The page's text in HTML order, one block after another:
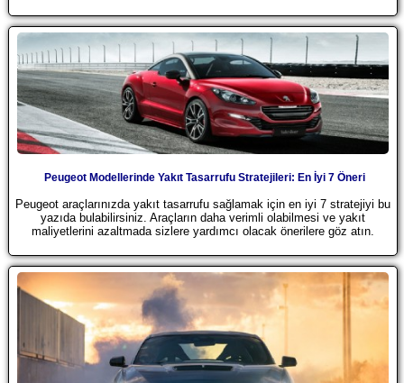
Peugeot Modellerinde Yakıt Tasarrufu Stratejileri: En İyi 7 Öneri
Peugeot araçlarınızda yakıt tasarrufu sağlamak için en iyi 7 stratejiyi bu
yazıda bulabilirsiniz. Araçların daha verimli olabilmesi ve yakıt
maliyetlerini azaltmada sizlere yardımcı olacak önerilere göz atın.